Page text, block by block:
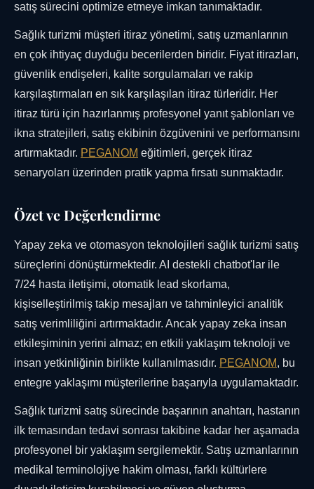
satış sürecini optimize etmeye imkan tanımaktadır.
Sağlık turizmi müşteri itiraz yönetimi, satış uzmanlarının
en çok ihtiyaç duyduğu becerilerden biridir. Fiyat itirazları,
güvenlik endişeleri, kalite sorgulamaları ve rakip
karşılaştırmaları en sık karşılaşılan itiraz türleridir. Her
itiraz türü için hazırlanmış profesyonel yanıt şablonları ve
ikna stratejileri, satış ekibinin özgüvenini ve performansını
artırmaktadır. PEGANOM eğitimleri, gerçek itiraz
senaryoları üzerinden pratik yapma fırsatı sunmaktadır.
Özet ve Değerlendirme
Yapay zeka ve otomasyon teknolojileri sağlık turizmi satış
süreçlerini dönüştürmektedir. AI destekli chatbot'lar ile
7/24 hasta iletişimi, otomatik lead skorlama,
kişiselleştirilmiş takip mesajları ve tahminleyici analitik
satış verimliliğini artırmaktadır. Ancak yapay zeka insan
etkileşiminin yerini almaz; en etkili yaklaşım teknoloji ve
insan yetkinliğinin birlikte kullanılmasıdır. PEGANOM, bu
entegre yaklaşımı müşterilerine başarıyla uygulamaktadır.
Sağlık turizmi satış sürecinde başarının anahtarı, hastanın
ilk temasından tedavi sonrası takibine kadar her aşamada
profesyonel bir yaklaşım sergilemektir. Satış uzmanlarının
medikal terminolojiye hakim olması, farklı kültürlere